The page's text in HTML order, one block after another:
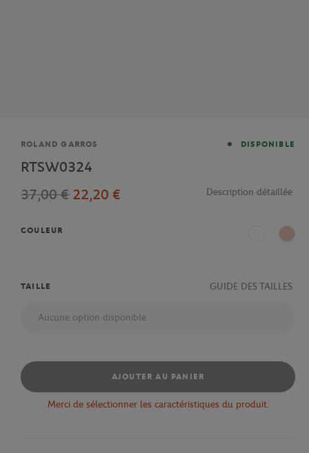
Marque
ROLAND GARROS DISPONIBLE
RTSW0324
37,00 € 22,20 € Description détaillée
COULEUR
Rose
TAILLE GUIDE DES TAILLES
Aucune option disponible
AJOUTER AU PANIER
Merci de sélectionner les caractéristiques du produit.